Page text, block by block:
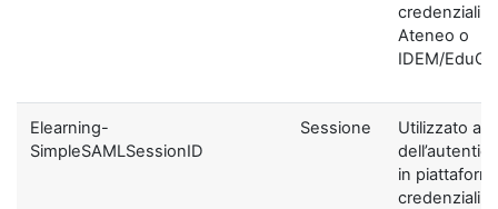
credenziali di
Ateneo o
IDEM/
Elearning-
SimpleSAMLSessionID
Sessione
Utilizzato ai
in
credenziali di